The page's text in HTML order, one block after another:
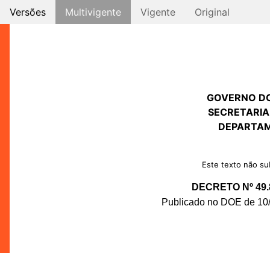
Versões Multivigente Vigente Original
GOVERNO
Este texto não
DECRETO Nº
Publicado no DOE de